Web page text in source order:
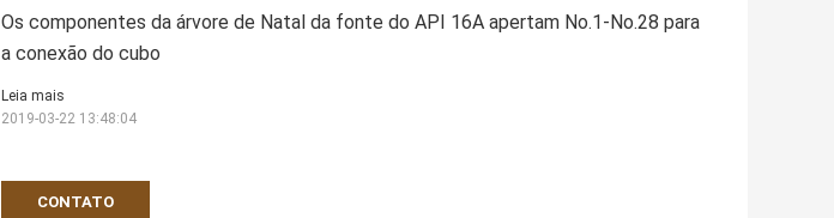
Os componentes da árvore de Natal da fonte do API 16A apertam No.1-No.28 para
a conexão do cubo
CONTATO
Leia mais
2019-03-22 13:48:04